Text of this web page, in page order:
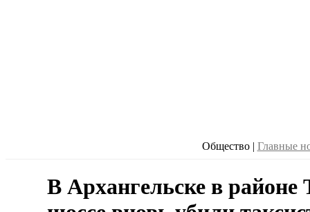
Общество | Главные
В Архангельске в районе